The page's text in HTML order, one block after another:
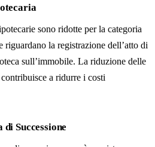
sono ridotte per la categoria
riguardano la registrazione dell’atto di
sull’immobile. La riduzione delle
a ridurre i costi
di Successione